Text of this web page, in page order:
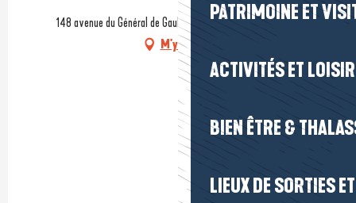
PATRIMOINE ET
ACTIVITÉS ET
BIEN ÊTRE &
LIEUX DE SORTIES
148 avenue du Général de Gaulle, 44500 La Baule-Escoublac
M'y rendre